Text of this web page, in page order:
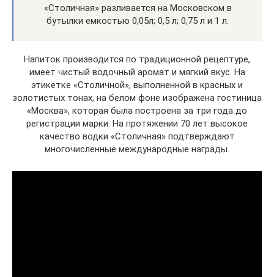
«Столичная» разливается на Московском в
бутылки емкостью 0,05л; 0,5 л; 0,75 л и 1 л.
Напиток производится по традиционной рецептуре,
имеет чистый водочный аромат и мягкий вкус. На
этикетке «Столичной», выполненной в красных и
золотистых тонах, на белом фоне изображена гостиница
«Москва», которая была построена за три года до
регистрации марки. На протяжении 70 лет высокое
качество водки «Столичная» подтверждают
многочисленные международные награды.